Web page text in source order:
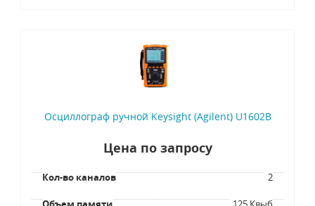
Осциллограф ручной Keysight (Agilent) U1602B
Цена по запросу
Кол-во каналов 2